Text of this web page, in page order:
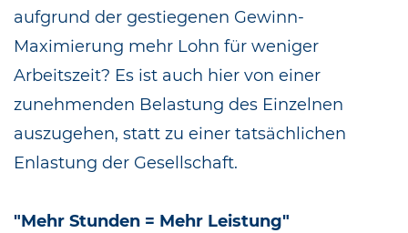
aufgrund der gestiegenen Gewinn-
Maximierung mehr Lohn für weniger
Arbeitszeit? Es ist auch hier von einer
zunehmenden Belastung des Einzelnen
auszugehen, statt zu einer tatsächlichen
Enlastung der Gesellschaft.
"Mehr Stunden = Mehr Leistung"